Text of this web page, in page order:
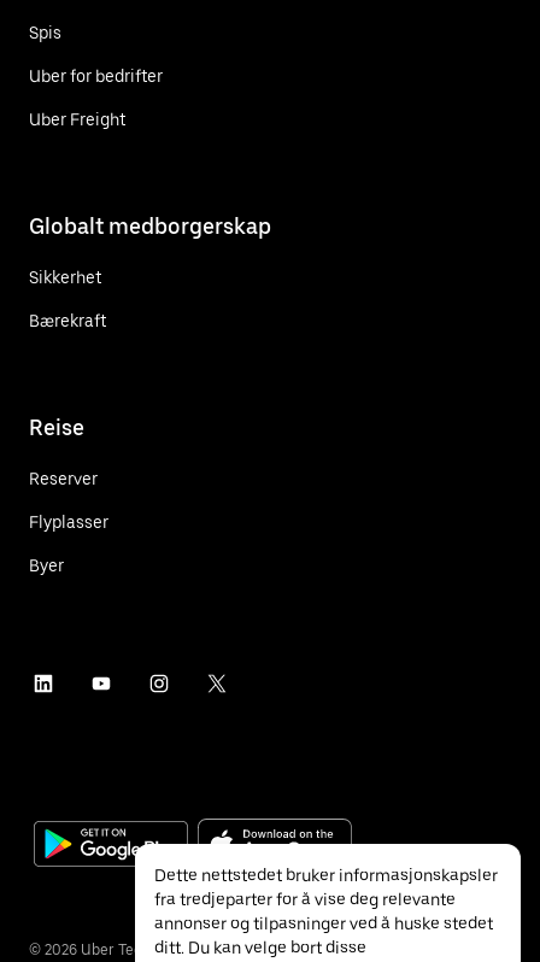
Spis
Uber for bedrifter
Uber Freight
Globalt medborgerskap
Sikkerhet
Bærekraft
Reise
Reserver
Flyplasser
Byer
© 2026 Uber Technologies Inc.
Dette nettstedet bruker informasjonskapsler
fra tredjeparter for å vise deg relevante
annonser og tilpasninger ved å huske stedet
ditt. Du kan velge bort disse